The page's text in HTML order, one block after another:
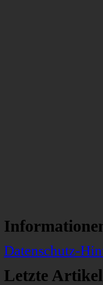
Datenschutz-
Letzte Artikel